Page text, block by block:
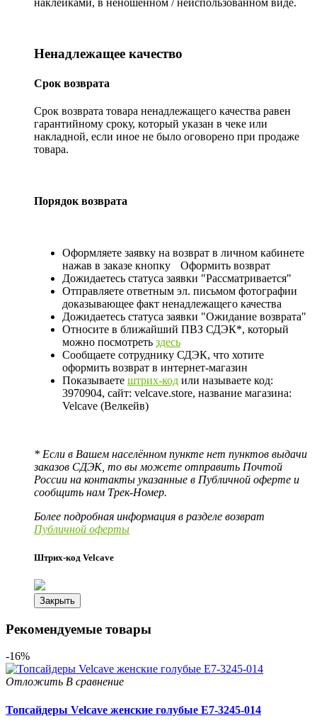
Ненадлежащее качество
Срок возврата
Срок возврата товара ненадлежащего качества равен
гарантийному сроку, который указан в чеке или
накладной, если иное не было оговорено при продаже
товара.
Порядок возврата
Оформляете заявку на возврат в личном кабинете
нажав в заказе кнопку
Оформить возврат
Дожидаетесь статуса заявки "Рассматривается"
Отправляете ответным эл. письмом фотографии
доказывающее факт ненадлежащего качества
Дожидаетесь статуса заявки "Ожидание возврата"
Относите в ближайший ПВЗ СДЭК*, который
можно посмотреть здесь
Сообщаете сотруднику СДЭК, что хотите
оформить возврат в интернет-магазин
Показываете штрих-код или называете код:
3970904, сайт: velcave.store, название магазина:
Velcave (Велкейв)
* Если в Вашем населённом пункте нет пунктов выдачи
заказов СДЭК, то вы можете отправить Почтой
России на контакты указанные в Публичной оферте и
сообщить нам Трек-Номер.
Более подробная информация в разделе возврат
Публичной оферты
Штрих-код Velcave
Закрыть
Рекомендуемые товары
-16%
Отложить В сравнение
Топсайдеры Velcave женские голубые E7-3245-014